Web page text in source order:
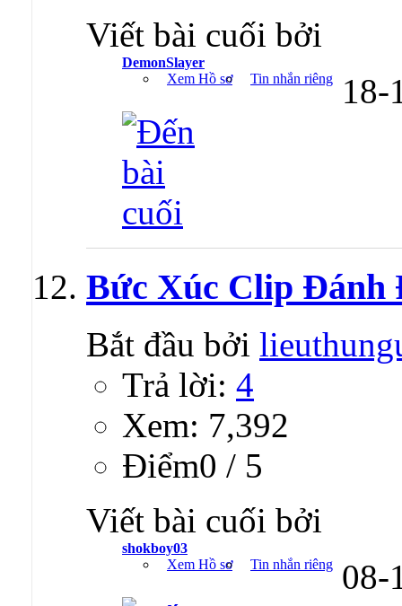
Viết bài cuối bởi
DemonSlayer
Xem Hồ sơ
Tin nhắn riêng
Bức Xúc Clip Đánh
Bắt đầu bởi
Trả lời: 4
Xem: 7,392
Ðiểm0 / 5
Viết bài cuối bởi
shokboy03
Xem Hồ sơ
Tin nhắn riêng 08-